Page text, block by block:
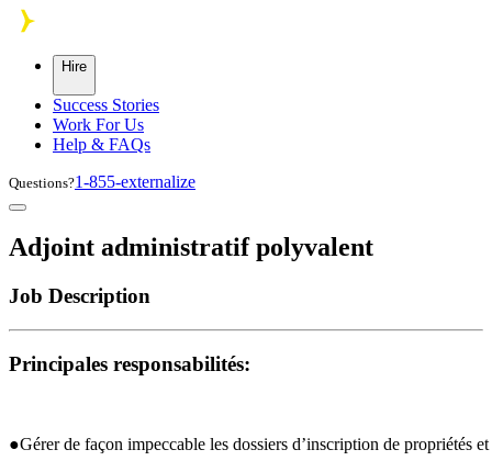
Skip to main content
Hire
Success Stories
Work For Us
Help & FAQs
Questions?1-855-externalize
Adjoint administratif polyvalent
Job Description
Principales responsabilités:
●Gérer de façon impeccable les dossiers d’inscription de propriétés